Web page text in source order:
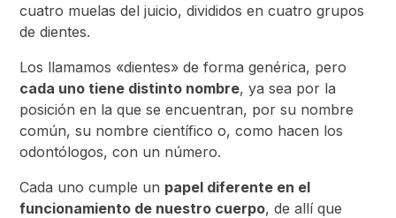
cuatro muelas del juicio, divididos en cuatro grupos
de dientes.
Los llamamos «dientes» de forma genérica, pero
cada uno tiene distinto nombre, ya sea por la
posición en la que se encuentran, por su nombre
común, su nombre científico o, como hacen los
odontólogos, con un número.
Cada uno cumple un papel diferente en el
funcionamiento de nuestro cuerpo, de allí que